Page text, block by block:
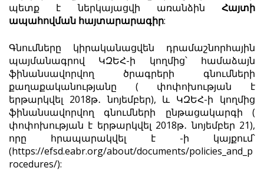
պետք է ներկայացվի առանձին Հայտի
ապահովման հայտարարագիր:
Գնումները կիրականացվեն դրամաշնորհային
պայմանագրով ԿԶԵՀ-ի կողմից՝ համաձայն
ֆինանսավորվող ծրագրերի գնումների
քաղաքականությանը ( փոփոխության է
երթարկվել 2018թ․ նոյեմբեր), և ԿԶԵՀ-ի կողմից
ֆինանսավորվող գնումների ընթացակարգի (
փոփոխության է երթարկվել 2018թ․ նոյեմբեր 21),
որը հրապարակվել է -ի կայքում՝
(https://efsd.eabr.org/about/documents/policies_and_p
rocedures/):